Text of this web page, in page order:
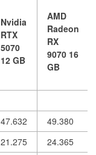
Nvidia
RTX
5070
12 GB
AMD
Radeon
RX
9070 16
GB
47.632
49.380
21.275
24.365